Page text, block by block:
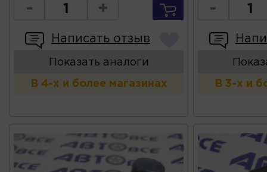
- +
Написать отзыв
Показать аналоги
В 4-х и более магазинах
-
В 3-х и